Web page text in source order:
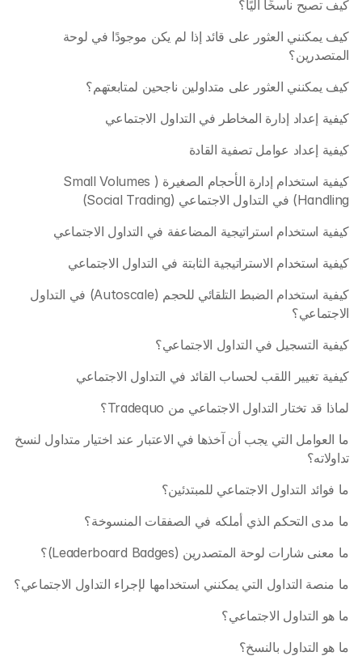
كيف تصبح ناسخًا آليًا؟
المتصدرين؟
كيف يمكنني العثور على متداولين ناجحين لمتابعتهم؟
كيفية إعداد إدارة المخاطر في التداول الاجتماعي
كيفية إعداد عوامل تصفية القادة
كيفية استخدام إدارة الأحجام الصغيرة (Small Volumes
Handling) في التداول الاجتماعي (Social Trading)
كيفية استخدام استراتيجية المضاعفة في التداول الاجتماعي
كيفية استخدام الاستراتيجية الثابتة في التداول الاجتماعي
الاجتماعي؟
كيفية التسجيل في التداول الاجتماعي؟
كيفية تغيير اللقب لحساب القائد في التداول الاجتماعي
لماذا قد تختار التداول الاجتماعي من Tradequo؟
تداولاته؟
ما فوائد التداول الاجتماعي للمبتدئين؟
ما مدى التحكم الذي أملكه في الصفقات المنسوخة؟
ما معنى شارات لوحة المتصدرين (Leaderboard Badges)؟
ما منصة التداول التي يمكنني استخدامها لإجراء التداول الاجتماعي؟
ما هو التداول الاجتماعي؟
ما هو التداول بالنسخ؟